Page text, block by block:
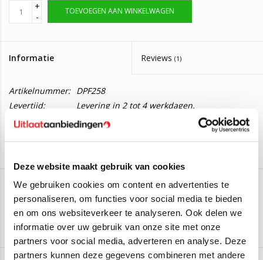
Deze website maakt gebruik van cookies
We gebruiken cookies om content en advertenties te
personaliseren, om functies voor social media te bieden
en om ons websiteverkeer te analyseren. Ook delen we
informatie over uw gebruik van onze site met onze
partners voor social media, adverteren en analyse. Deze
partners kunnen deze gegevens combineren met andere
+
-
TOEVOEGEN AAN WINKELWAGEN
Informatie Reviews (1)
Artikelnummer: DPF258
Levertijd:
Levering in 2 tot 4 werkdagen.
Roetfilter Audi A4, A5, A6
Audi A4 Sedan 3.0 TDI V6 24_V Quattro(180kW/245PK)
Audi A4 Allroad Quattro 3.0 TDI V6 24_V
(180kW/245PK)
(van 2012 t/m 2016)
Audi A4 Avant 3.0 TDI 245 V6 24_V
(180kW/245PK) (van
2011 t/m 2015)
Audi A5 3.0 TDI V6 24_V Quattro(180kW/245PK) (van 2011
JMJ
Aan verlanglijst toevoegen/Toevoegen om te vergelijken /Afdrukken